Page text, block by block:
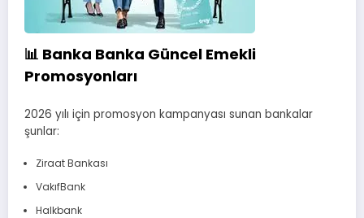
📊 Banka Banka Güncel Emekli
Promosyonları
2026 yılı için promosyon kampanyası sunan bankalar
şunlar:
Ziraat Bankası
VakıfBank
Halkbank